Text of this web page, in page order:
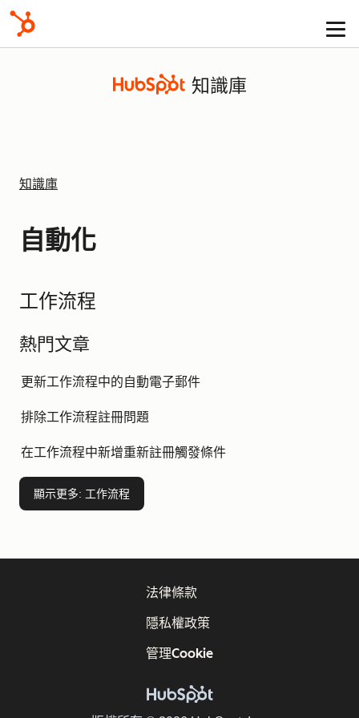
知識庫
知識庫
自動化
工作流程
熱門文章
更新工作流程中的自動電子郵件
排除工作流程註冊問題
在工作流程中新增重新註冊觸發條件
顯示更多: 工作流程
法律條款
隱私權政策
管理Cookie